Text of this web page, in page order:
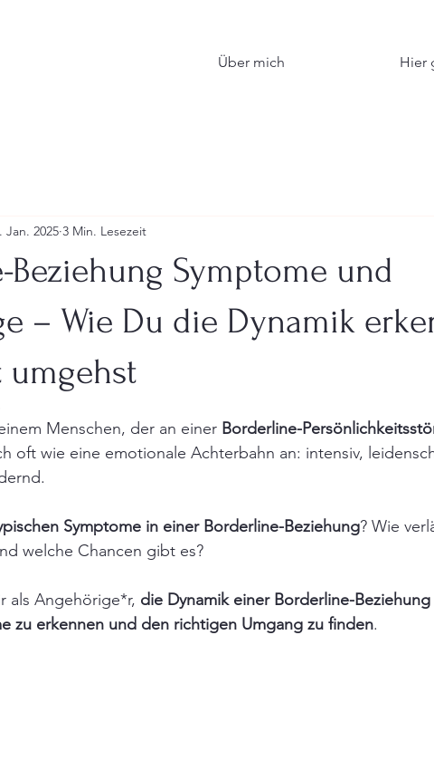
Über mich Hier
Beziehung Symptome und
– Wie Du die Dynamik
Jan. 2025 3 Min. Lesezeit
Menschen, der an einer Borderline-
oft wie eine emotionale Achterbahn an: intensiv,
Symptome in einer Borderline-Beziehung? Wie
welche Chancen gibt es?
als Angehörige*r, die Dynamik einer Borderline-Beziehung
zu erkennen und den richtigen Umgang zu finden.